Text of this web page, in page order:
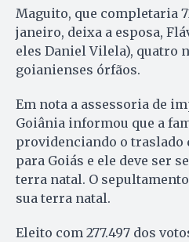
Maguito, que completaria
janeiro, deixa a esposa,
eles Daniel Vilela), quatro
goianienses órfãos.
Em nota a assessoria de
Goiânia informou que a
providenciando o traslado
para Goiás e ele deve ser
terra natal. O
sua terra natal.
Eleito com 277.497 dos